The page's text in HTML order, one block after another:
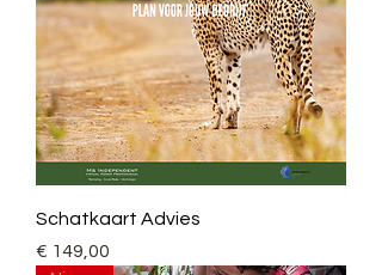
Schatkaart Advies
Prijs
€ 149,00